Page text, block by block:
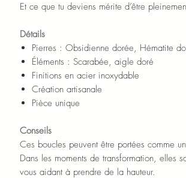
Et ce que tu deviens mérite d’être
Détails
Pierres : Obsidienne dorée, Hématite
Éléments : Scarabée, aigle doré
Finitions en acier inoxydable
Création artisanale
Pièce unique
Conseils
Ces boucles peuvent être portées comme
Dans les moments de transformation, elles
vous aidant à prendre de la hauteur.